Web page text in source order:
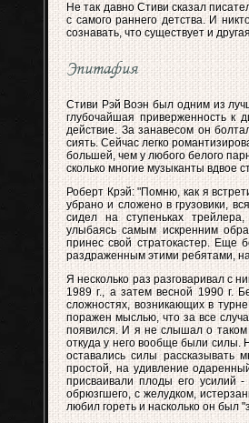
Не так давно Стиви сказал
с самого раннего детства. И
сознавать, что существует и
Эпитафия
Стиви Рэй Воэн был одним из
глубочайшая приверженность к
действие. За занавесом он
сиять. Сейчас легко
большей, чем у любого белого
сколько многие музыканты вдвое
Роберт Крэй: "Помню, как я
убрано и сложено в грузовики,
сидел на ступеньках
улыбаясь самым искренним
принес свой стратокастер. Еще
раздраженным этими ребятами,
Я несколько раз разговаривал с
1989 г., а затем весной 1990 г.
сложностях, возникающих в
поражен мыслью, что за все
появился. И я не слышал о таком
откуда у него вообще были силы.
оставались силы рассказывать
простой, на удивление
присваивали плоды его усилий
обрюзгшего, с желудком,
любил гореть и насколько он был